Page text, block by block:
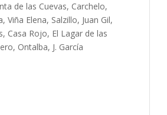
de las Cuevas, Carchelo,
Elena, Salzillo, Juan Gil,
Casa Rojo, El Lagar de las
Ontalba, J. García